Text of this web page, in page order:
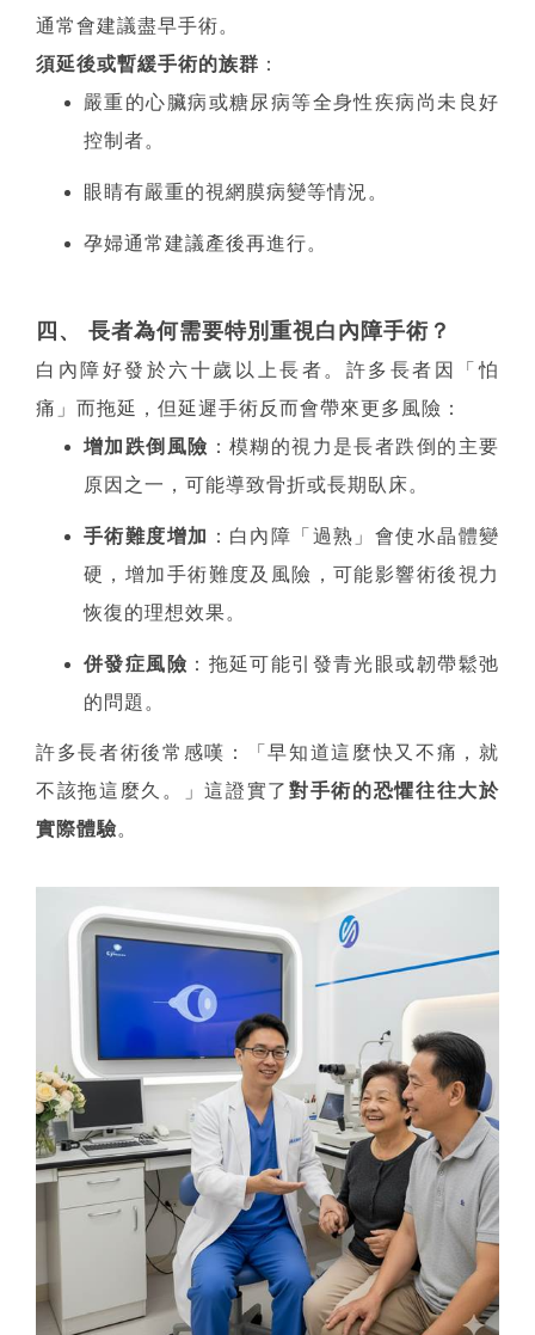
通常會建議盡早手術。
須延後或暫緩手術的族群 ：
嚴重的心臟病或糖尿病等全身性疾病尚未良好
控制者。
眼睛有嚴重的視網膜病變等情況。
孕婦通常建議產後再進行。
四、 長者為何需要特別重視白內障手術？
白內障好發於六十歲以上長者。許多長者因「怕
痛」而拖延，但延遲手術反而會帶來更多風險：
增加跌倒風險 ：模糊的視力是長者跌倒的主要
原因之一，可能導致骨折或長期臥床。
手術難度增加 ：白內障「過熟」會使水晶體變
硬，增加手術難度及風險，可能影響術後視力
恢復的理想效果。
併發症風險 ：拖延可能引發青光眼或韌帶鬆弛
的問題。
許多長者術後常感嘆：「早知道這麼快又不痛，就
不該拖這麼久。」這證實了 對手術的恐懼往往大於
實際體驗。